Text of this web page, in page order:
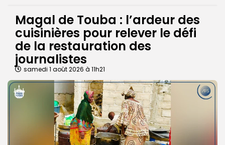
Magal de Touba : l’ardeur des
cuisinières pour relever le défi
de la restauration des
journalistes
samedi 1 août 2026 à 11h21